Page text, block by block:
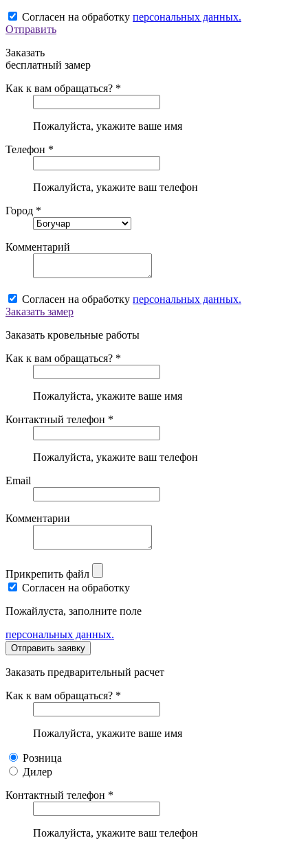
Согласен на обработку персональных данных.
Отправить
Заказать
бесплатный замер
Как к вам обращаться? *
Пожалуйста, укажите ваше имя
Телефон *
Пожалуйста, укажите ваш телефон
Город *
Комментарий
Согласен на обработку персональных данных.
Заказать замер
Заказать кровельные работы
Как к вам обращаться? *
Пожалуйста, укажите ваше имя
Контактный телефон *
Пожалуйста, укажите ваш телефон
Email
Комментарии
Прикрепить файл
Согласен на обработку
Пожайлуста, заполните поле
персональных данных.
Заказать предварительный расчет
Как к вам обращаться? *
Пожалуйста, укажите ваше имя
Розница
Дилер
Контактный телефон *
Пожалуйста, укажите ваш телефон